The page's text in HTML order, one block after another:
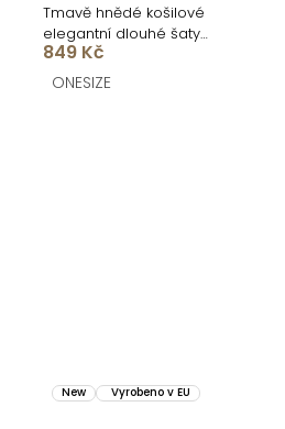
Tmavě hnědé košilové
elegantní dlouhé šaty
FLORENTE
849 Kč
ONESIZE
New Vyrobeno v EU